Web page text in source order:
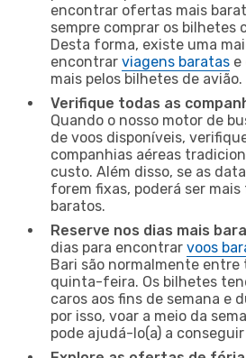
encontrar ofertas mais
sempre comprar os bilhetes
Desta forma, existe uma
encontrar viagens baratas e
mais pelos bilhetes de avião.
Verifique todas as
Quando o nosso motor de
de voos disponíveis,
companhias aéreas
custo. Além disso, se as
forem fixas, poderá ser
baratos.
Reserve nos dias mais
dias para encontrar voos
Bari são normalmente
quinta-feira. Os bilhetes
caros aos fins de semana e
por isso, voar a meio da
pode ajudá-lo(a) a